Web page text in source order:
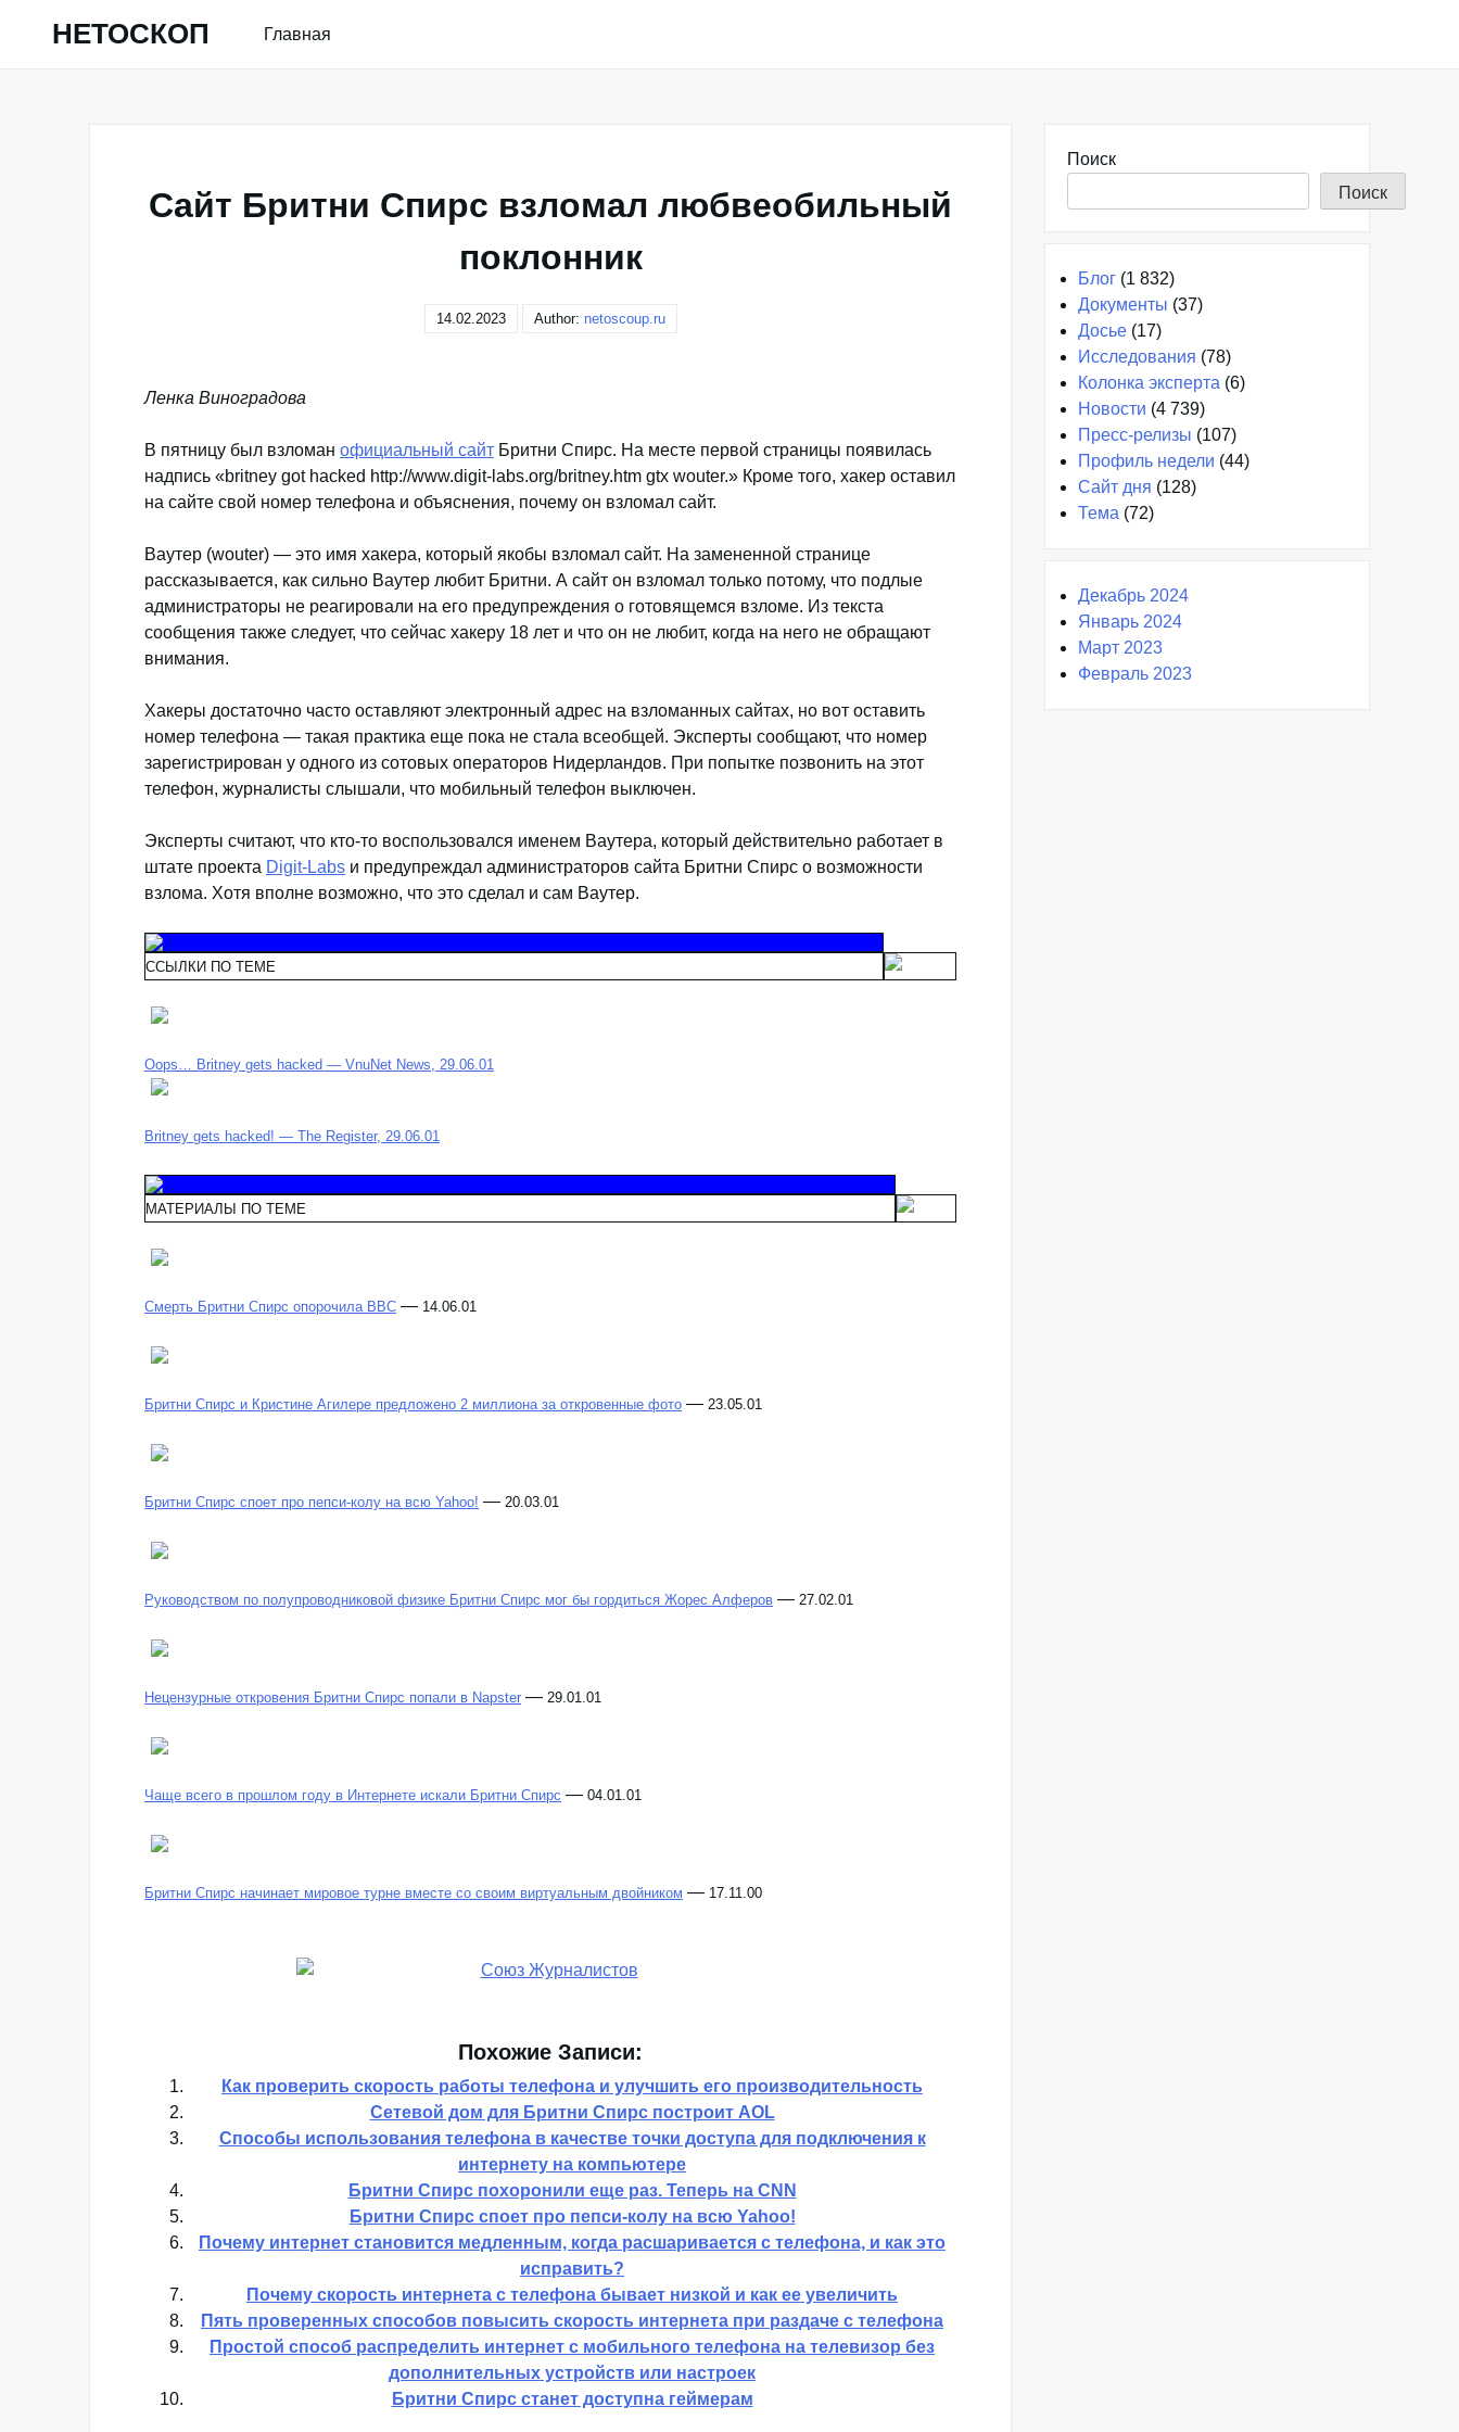
НЕТОСКОП Главная
Сайт Бритни Спирс взломал любвеобильный
поклонник
14.02.2023 Author: netoscoup.ru
Ленка Виноградова
В пятницу был взломан официальный сайт Бритни Спирс. На месте первой страницы появилась
надпись «britney got hacked http://www.digit-labs.org/britney.htm gtx wouter.» Кроме того, хакер оставил
на сайте свой номер телефона и объяснения, почему он взломал сайт.
Ваутер (wouter) — это имя хакера, который якобы взломал сайт. На замененной странице
рассказывается, как сильно Ваутер любит Бритни. А сайт он взломал только потому, что подлые
администраторы не реагировали на его предупреждения о готовящемся взломе. Из текста
сообщения также следует, что сейчас хакеру 18 лет и что он не любит, когда на него не обращают
внимания.
Хакеры достаточно часто оставляют электронный адрес на взломанных сайтах, но вот оставить
номер телефона — такая практика еще пока не стала всеобщей. Эксперты сообщают, что номер
зарегистрирован у одного из сотовых операторов Нидерландов. При попытке позвонить на этот
телефон, журналисты слышали, что мобильный телефон выключен.
Эксперты считают, что кто-то воспользовался именем Ваутера, который действительно работает в
штате проекта Digit-Labs и предупреждал администраторов сайта Бритни Спирс о возможности
взлома. Хотя вполне возможно, что это сделал и сам Ваутер.
ССЫЛКИ ПО ТЕМЕ
Oops… Britney gets hacked — VnuNet News, 29.06.01
Britney gets hacked! — The Register, 29.06.01
МАТЕРИАЛЫ ПО ТЕМЕ
Смерть Бритни Спирс опорочила BBC — 14.06.01
Бритни Спирс и Кристине Агилере предложено 2 миллиона за откровенные фото — 23.05.01
Бритни Спирс споет про пепси-колу на всю Yahoo! — 20.03.01
Руководством по полупроводниковой физике Бритни Спирс мог бы гордиться Жорес Алферов — 27.02.01
Нецензурные откровения Бритни Спирс попали в Napster — 29.01.01
Чаще всего в прошлом году в Интернете искали Бритни Спирс — 04.01.01
Бритни Спирс начинает мировое турне вместе со своим виртуальным двойником — 17.11.00
Похожие Записи:
Как проверить скорость работы телефона и улучшить его производительность
Сетевой дом для Бритни Спирс построит AOL
Способы использования телефона в качестве точки доступа для подключения к
интернету на компьютере
Бритни Спирс похоронили еще раз. Теперь на CNN
Бритни Спирс споет про пепси-колу на всю Yahoo!
Почему интернет становится медленным, когда расшаривается с телефона, и как это
исправить?
Почему скорость интернета с телефона бывает низкой и как ее увеличить
Пять проверенных способов повысить скорость интернета при раздаче с телефона
Простой способ распределить интернет с мобильного телефона на телевизор без
дополнительных устройств или настроек
Бритни Спирс станет доступна геймерам
Поиск
Поиск
Блог (1 832)
Документы (37)
Досье (17)
Исследования (78)
Колонка эксперта (6)
Новости (4 739)
Пресс-релизы (107)
Профиль недели (44)
Сайт дня (128)
Тема (72)
Декабрь 2024
Январь 2024
Март 2023
Февраль 2023